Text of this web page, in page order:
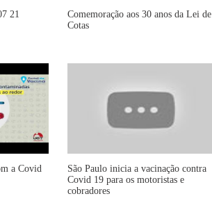
21
Comemoração aos 30 anos da Lei de
Cotas
a Covid
São Paulo inicia a vacinação contra
Covid 19 para os motoristas e
cobradores